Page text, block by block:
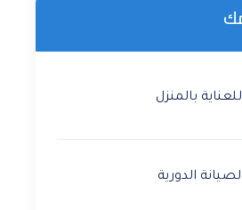
بالمنزل
الدورية